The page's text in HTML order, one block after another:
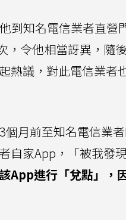
到知名電信業者直營
，令他相當訝異，隨
熱議，對此電信業者
3個月前至知名電信業
自家App，「被我發
App進行「兌點」，